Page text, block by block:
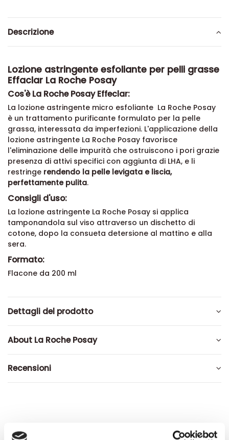
Descrizione
Lozione astringente esfoliante per pelli grasse
Effaclar La Roche Posay
Cos'è La Roche Posay Effeclar:
La lozione astringente micro esfoliante La Roche Posay
è un trattamento purificante formulato per la pelle
grassa, interessata da imperfezioni. L'applicazione della
lozione astringente La Roche Posay favorisce
l'eliminazione delle impurità che ostruiscono i pori grazie
presenza di attivi specifici con aggiunta di LHA, e li
restringe rendendo la pelle levigata e liscia,
perfettamente pulita.
Consigli d'uso:
La lozione astringente La Roche Posay si applica
tamponandola sul viso attraverso un dischetto di
cotone, dopo la consueta detersione al mattino e alla
sera.
Formato:
Flacone da 200 ml
Dettagli del prodotto
About La Roche Posay
Recensioni
Altri prodotti che potrebbero